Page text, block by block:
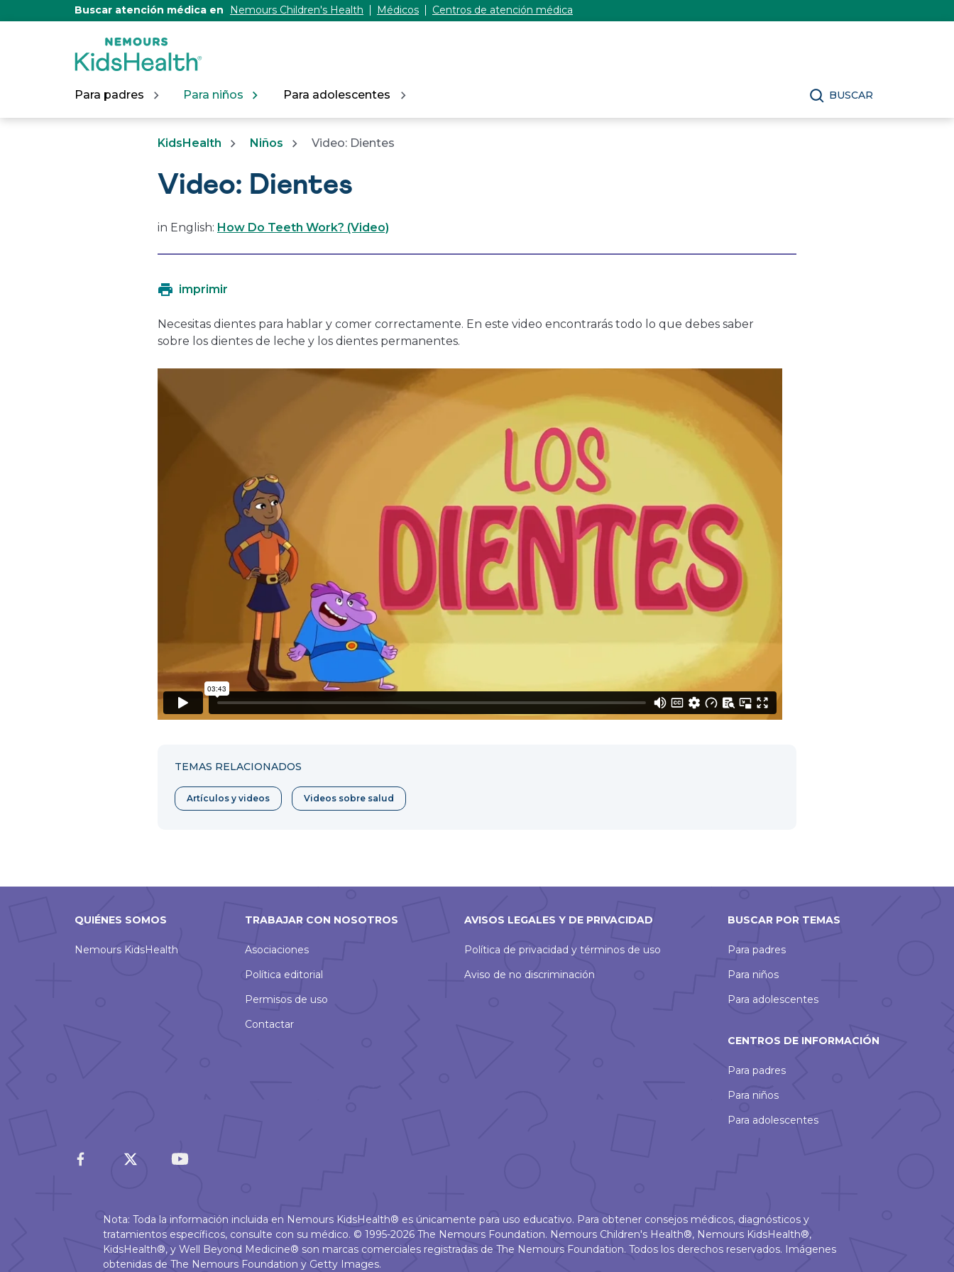
Buscar atención médica en Nemours Children's Health Médicos Centros de atención médica
Para padres Para niños Para adolescentes BUSCAR
KidsHealth Niños Video: Dientes
Video: Dientes
in English: How Do Teeth Work? (Video)
imprimir
Necesitas dientes para hablar y comer correctamente. En este video encontrarás todo lo que debes saber
sobre los dientes de leche y los dientes permanentes.
TEMAS RELACIONADOS
Artículos y videos Videos sobre salud
QUIÉNES SOMOS
Nemours KidsHealth
TRABAJAR CON NOSOTROS
Asociaciones
Política editorial
Permisos de uso
Contactar
AVISOS LEGALES Y DE PRIVACIDAD
Política de privacidad y términos de uso
Aviso de no discriminación
BUSCAR POR TEMAS
Para padres
Para niños
Para adolescentes
CENTROS DE INFORMACIÓN
Para padres
Para niños
Para adolescentes
Nota: Toda la información incluida en Nemours KidsHealth® es únicamente para uso educativo. Para obtener consejos médicos, diagnósticos y
tratamientos específicos, consulte con su médico. © 1995-2026 The Nemours Foundation. Nemours Children's Health®, Nemours KidsHealth®,
KidsHealth®, y Well Beyond Medicine® son marcas comerciales registradas de The Nemours Foundation. Todos los derechos reservados. Imágenes
obtenidas de The Nemours Foundation y Getty Images.